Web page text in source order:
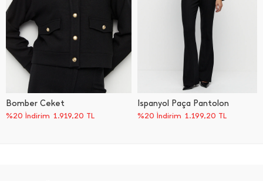
Bomber Ceket
%20 İndirim 1.919,20 TL
İ̇spanyol Paça Pantolon
%20 İndirim 1.199,20 TL